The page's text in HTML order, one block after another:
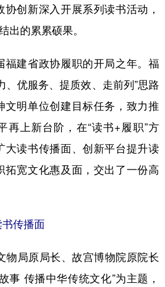
件 金融
振兴 银龄 溯源中国
乐 时尚 悦读
路 亚太网 上市公司
创新深入开展系列读书活动，
出的累累硕果。
建省政协履职的开局之年。福
、优服务、提质效、走前列”思路
文明单位创建目标任务，致力推
再上新台阶，在“读书+履职”方
大读书传播面、创新平台提升读
拓宽文化惠及面，交出了一份高
传播面
局原局长、故宫博物院原院长
事 传播中华传统文化”为主题，